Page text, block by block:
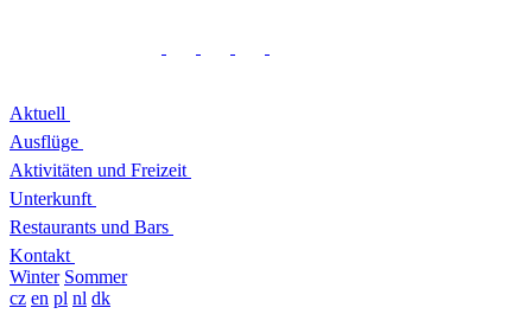
Aktuell
Ausflüge
Aktivitäten und Freizeit
Unterkunft
Restaurants und Bars
Kontakt
Winter Sommer
cz en pl nl dk